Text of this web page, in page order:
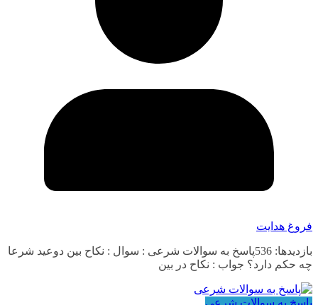
فروغ هدایت
بازدیدها: 536پاسخ به سوالات شرعی : سوال : نکاح بین دوعید شرعا
چه حکم دارد؟ جواب : نکاح در بین
پاسخ به سوالات شرعی